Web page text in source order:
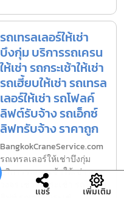
รถเทรลเลอร์ให้เช่า
บึงกุ่ม บริการรถเครน
ให้เช่า รถกระเช้าให้เช่า
รถเฮี้ยบให้เช่า รถเทรล
เลอร์ให้เช่า รถโฟลค์
ลิฟต์รับจ้าง รถเอ็กซ์
ลิฟทรับจ้าง ราคาถูก
BangkokCraneService.com
รถเทรลเลอร์ให้เช่าบึงกุ่ม
บริการรถกระเช้าให้เช่า ครบ
วงจร เช่ารถกระเช้า รถโฟล์ค
แชร์ เพิ่มเติม